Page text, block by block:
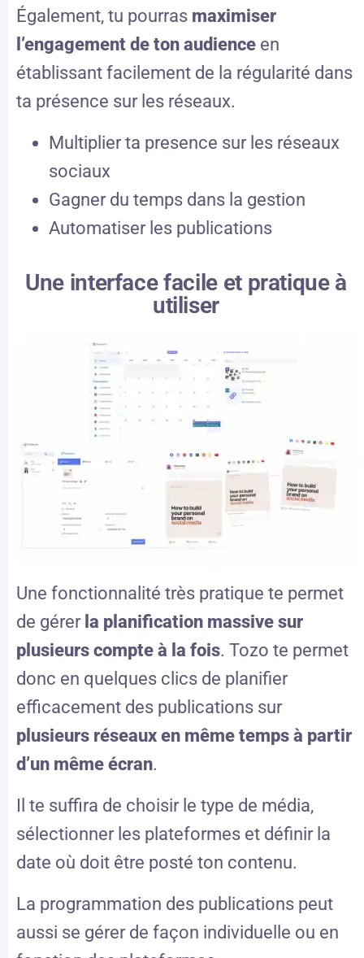
Également, tu pourras maximiser
l’engagement de ton audience en
établissant facilement de la régularité dans
ta présence sur les réseaux.
Multiplier ta presence sur les réseaux
sociaux
Gagner du temps dans la gestion
Automatiser les publications
Une interface facile et pratique à
utiliser
Une fonctionnalité très pratique te permet
de gérer la planification massive sur
plusieurs compte à la fois. Tozo te permet
donc en quelques clics de planifier
efficacement des publications sur
plusieurs réseaux en même temps à partir
d’un même écran.
Il te suffira de choisir le type de média,
sélectionner les plateformes et définir la
date où doit être posté ton contenu.
La programmation des publications peut
aussi se gérer de façon individuelle ou en